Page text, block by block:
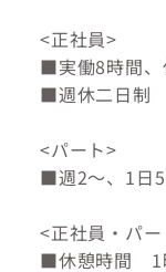
<正社員>
■実働8時間、
■週休二日制
<パート>
■週2～、1日
<正社員・パ
■休憩時間 1